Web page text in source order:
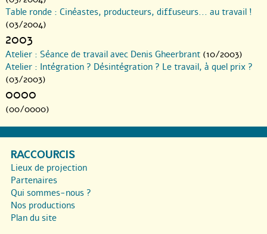
Table ronde : Cinéastes, producteurs, diffuseurs... au travail !
(03/2004)
2003
Atelier : Séance de travail avec Denis Gheerbrant (10/2003)
Atelier : Intégration ? Désintégration ? Le travail, à quel prix ?
(03/2003)
0000
(00/0000)
RACCOURCIS
Lieux de projection
Partenaires
Qui sommes-nous ?
Nos productions
Plan du site